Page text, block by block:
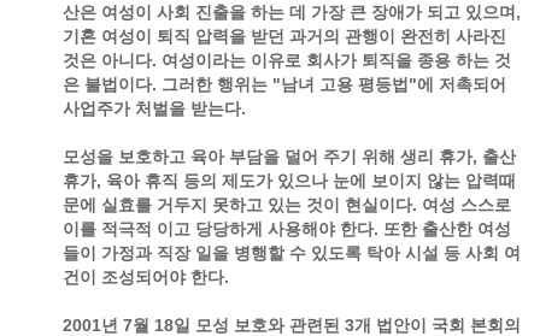
산은 여성이 사회 진출을 하는 데 가장 큰 장애가 되고 있으며,
기혼 여성이 퇴직 압력을 받던 과거의 관행이 완전히 사라진
것은 아니다. 여성이라는 이유로 회사가 퇴직을 종용 하는 것
은 불법이다. 그러한 행위는 "남녀 고용 평등법"에 저촉되어
사업주가 처벌을 받는다.
모성을 보호하고 육아 부담을 덜어 주기 위해 생리 휴가, 출산
휴가, 육아 휴직 등의 제도가 있으나 눈에 보이지 않는 압력때
문에 실효를 거두지 못하고 있는 것이 현실이다. 여성 스스로
이를 적극적 이고 당당하게 사용해야 한다. 또한 출산한 여성
들이 가정과 직장 일을 병행할 수 있도록 탁아 시설 등 사회 여
건이 조성되어야 한다.
2001년 7월 18일 모성 보호와 관련된 3개 법안이 국회 본회의